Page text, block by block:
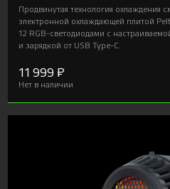
Продвинутая технология охлаждения
электронной охлаждающей плитой
12 RGB-светодиодами с
и зарядкой от USB Type-C.
11 999 ₽
Нет в наличии